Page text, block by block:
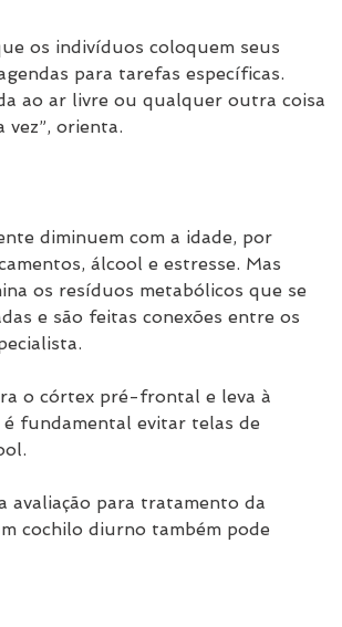
os indivíduos coloquem seus
para tarefas específicas.
ao ar livre ou qualquer outra coisa
orienta.
diminuem com a idade, por
álcool e estresse. Mas
os resíduos metabólicos que se
e são feitas conexões entre os
o córtex pré-frontal e leva à
é fundamental evitar telas de
avaliação para tratamento da
cochilo diurno também pode